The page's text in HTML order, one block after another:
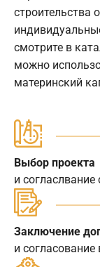
строительства
смотрите в
можно
материнский
Выбор проекта
и
Заключение
и